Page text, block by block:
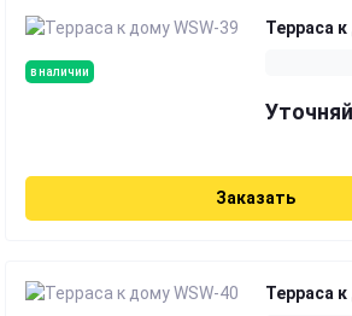
в наличии
Терраса
Заказать
Терраса